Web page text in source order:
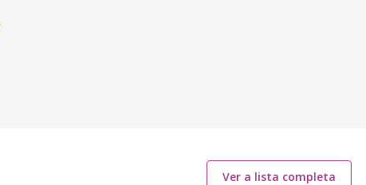
Ver a lista completa